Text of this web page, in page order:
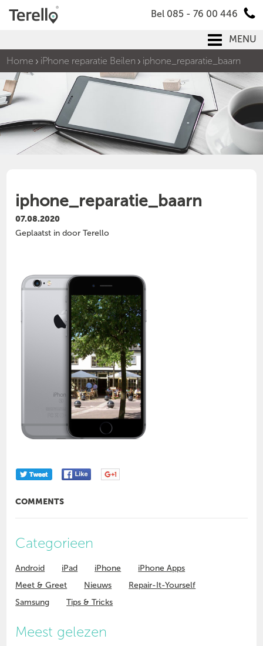
Bel 085 - 76 00 446
MENU
Home
iPhone reparatie Beilen iphone_reparatie_baarn
iphone_reparatie_baarn
07.08.2020
Geplaatst in door Terello
COMMENTS
Categorieen
Android iPad iPhone
iPhone Apps
Meet & Greet
Nieuws
Repair-It-Yourself
Samsung
Tips & Tricks
Meest gelezen